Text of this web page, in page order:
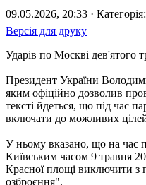
09.05.2026, 20:33 · Категорія:
Версія для друку
Ударів по Москві дев'ятого
Президент України
яким офіційно дозволив
тексті йдеться, що під час
включати до можливих
У ньому вказано, що на час
Київським часом 9 травня
Красної площі виключити з
озброєння".